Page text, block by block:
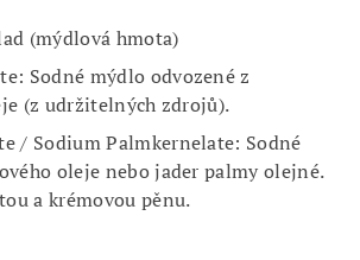
(mýdlová hmota)
: Sodné mýdlo odvozené z
(z udržitelných zdrojů).
/ Sodium Palmkernelate: Sodné
oleje nebo jader palmy olejné.
a krémovou pěnu.